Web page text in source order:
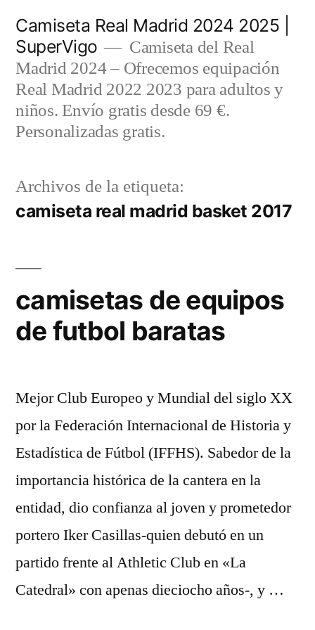
contenido
Camiseta Real Madrid 2024 2025 |
SuperVigo
Camiseta del Real
Madrid 2024 – Ofrecemos equipación
Real Madrid 2022 2023 para adultos y
niños. Envío gratis desde 69 €.
Personalizadas gratis.
Archivos de la etiqueta:
camiseta real madrid basket 2017
camisetas de equipos
de futbol baratas
Mejor Club Europeo y Mundial del siglo XX
por la Federación Internacional de Historia y
Estadística de Fútbol (IFFHS). Sabedor de la
importancia histórica de la cantera en la
entidad, dio confianza al joven y prometedor
portero Iker Casillas-quien debutó en un
partido frente al Athletic Club en «La
Catedral» con apenas dieciocho años-, y …